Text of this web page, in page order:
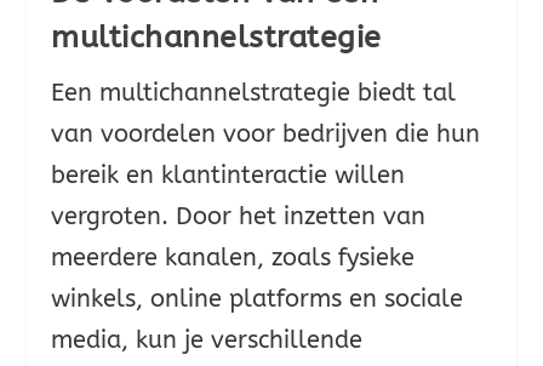
multichannelstrategie
Een multichannelstrategie biedt tal
van voordelen voor bedrijven die hun
bereik en klantinteractie willen
vergroten. Door het inzetten van
meerdere kanalen, zoals fysieke
winkels, online platforms en sociale
media, kun je verschillende